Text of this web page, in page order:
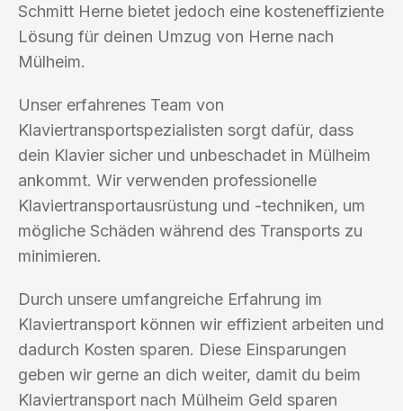
Schmitt Herne bietet jedoch eine kosteneffiziente
Lösung für deinen Umzug von Herne nach
Mülheim.
Unser erfahrenes Team von
Klaviertransportspezialisten sorgt dafür, dass
dein Klavier sicher und unbeschadet in Mülheim
ankommt. Wir verwenden professionelle
Klaviertransportausrüstung und -techniken, um
mögliche Schäden während des Transports zu
minimieren.
Durch unsere umfangreiche Erfahrung im
Klaviertransport können wir effizient arbeiten und
dadurch Kosten sparen. Diese Einsparungen
geben wir gerne an dich weiter, damit du beim
Klaviertransport nach Mülheim Geld sparen